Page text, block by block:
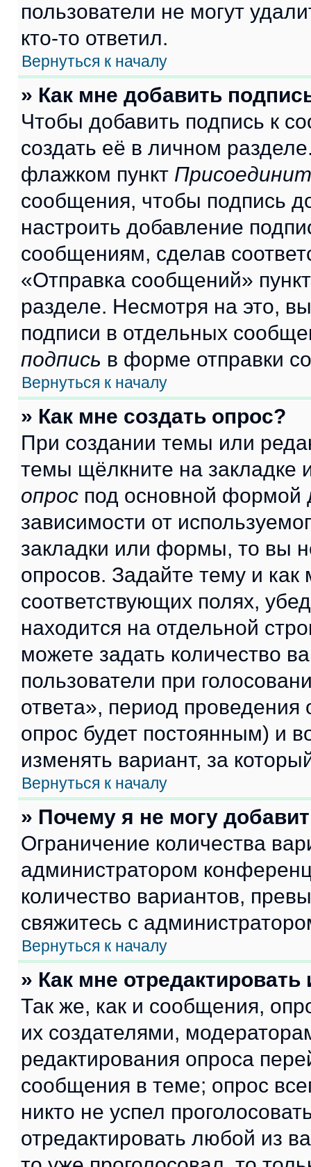
пользователи не могут
кто-то ответил.
Вернуться к началу
» Как мне добавить
Чтобы добавить подпись к
создать её в личном
флажком пункт
сообщения, чтобы подпись
настроить добавление
сообщениям, сделав
«Отправка сообщений»
разделе. Несмотря на это,
подписи в отдельных
подпись в форме отправки
Вернуться к началу
» Как мне создать опрос?
При создании темы или
темы щёлкните на
опрос под основной формой
зависимости от
закладки или формы, то вы
опросов. Задайте тему и
соответствующих полях,
находится на отдельной
можете задать количество
пользователи при
ответа», период проведения
опрос будет постоянным) и
изменять вариант, за
Вернуться к началу
» Почему я не могу
Ограничение количества
администратором
количество вариантов,
свяжитесь с
Вернуться к началу
» Как мне
Так же, как и сообщения,
их создателями,
редактирования опроса
сообщения в теме; опрос
никто не успел
отредактировать любой из